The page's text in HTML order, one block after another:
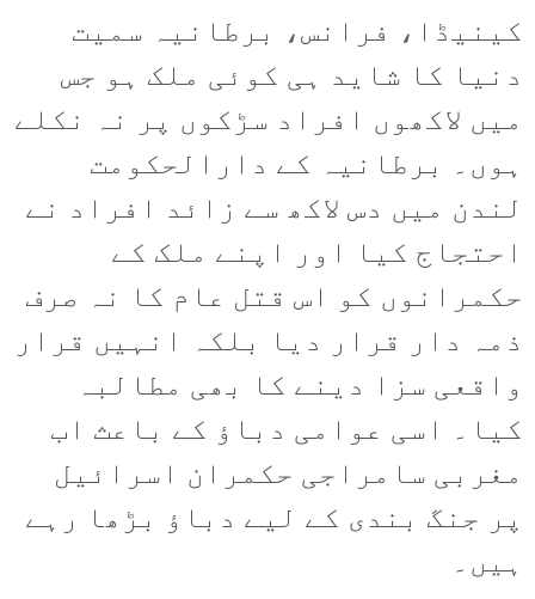
کینیڈا، فرانس، برطانیہ سمیت
دنیا کا شاید ہی کوئی ملک ہو جس
میں لاکھوں افراد سڑکوں پر نہ نکلے
ہوں۔ برطانیہ کے دارالحکومت
لندن میں دس لاکھ سے زائد افراد نے
احتجاج کیا اور اپنے ملک کے
حکمرانوں کو اس قتل عام کا نہ صرف
ذمہ دار قرار دیا بلکہ انہیں قرار
واقعی سزا دینے کا بھی مطالبہ
کیا۔ اسی عوامی دباؤ کے باعث اب
مغربی سامراجی حکمران اسرائیل
پر جنگ بندی کے لیے دباؤ بڑھا رہے
ہیں۔